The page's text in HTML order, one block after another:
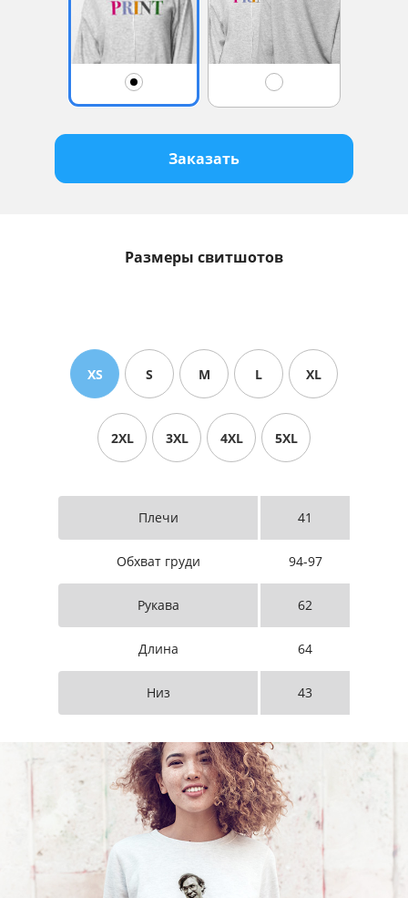
Заказать
Размеры свитшотов
XS S M L XL
2XL 3XL 4XL 5XL
Плечи 41
Обхват груди 94-97
Рукава 62
Длина 64
Низ 43